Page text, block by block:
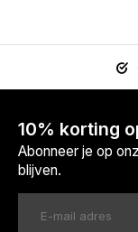
10% korting
Abonneer je op
blijven.